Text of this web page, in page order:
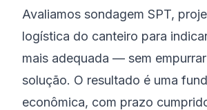
Avaliamos sondagem SPT,
logística do canteiro para
mais adequada — sem
solução. O resultado é uma
econômica, com prazo